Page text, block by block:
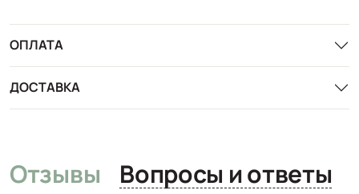
ОПЛАТА
ДОСТАВКА
Отзывы Вопросы и ответы